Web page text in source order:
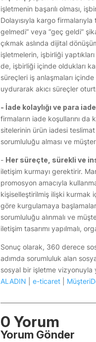
işletmenin başarılı olması,
Dolayısıyla kargo
gelmedi” veya “geç geldi”
çıkmak aslında dijital
işletmelerin, işbirliği
de, işbirliği içinde oldukları
süreçleri iş anlaşmaları
uydurarak akıcı süreçler
- İade kolaylığı ve para
firmaların iade koşullarını
sitelerinin ürün iadesi
sorumluluğu alması ve
- Her süreçte, sürekli ve
iletişim kurmayı gerektirir.
promosyon amacıyla
kişiselleştirilmiş ilişki kurmak
göre kurgulamaya
sorumluluğu alınmalı ve
iletişim tasarımı yapılmalı,
Sonuç olarak, 360 derece
adımda sorumluluk alan
sosyal bir işletme vizyonuyla
ALADIN |e-ticaret
0 Yorum
Yorum Gönder